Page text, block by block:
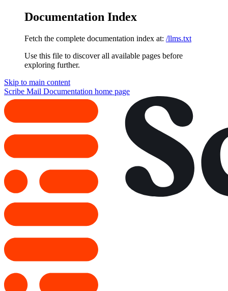
Documentation Index
Fetch the complete documentation index at: /llms.txt
Use this file to discover all available pages before
exploring further.
Skip to main content
Scribe Mail Documentation home page